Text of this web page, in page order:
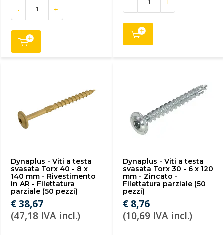
- +
- +
Dynaplus - Viti a testa
svasata Torx 40 - 8 x
140 mm - Rivestimento
in AR - Filettatura
parziale (50 pezzi)
€ 38,67
(47,18 IVA incl.)
Dynaplus - Viti a testa
svasata Torx 30 - 6 x 120
mm - Zincato -
Filettatura parziale (50
pezzi)
€ 8,76
(10,69 IVA incl.)